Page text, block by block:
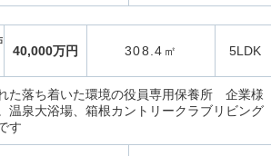
40,000万円 308.4㎡ 5LDK
た落ち着いた環境の役員専用保養所 企業様
温泉大浴場、箱根カントリークラブリビング
す